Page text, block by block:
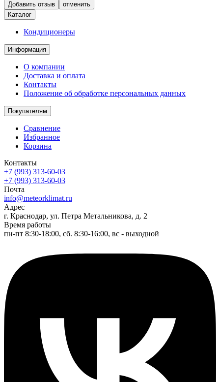
отменить
Каталог
Кондиционеры
Информация
О компании
Доставка и оплата
Контакты
Положение об обработке персональных данных
Покупателям
Сравнение
Избранное
Корзина
Контакты
+7 (993) 313-60-03
+7 (993) 313-60-03
Почта
info@meteorklimat.ru
Адрес
г. Краснодар, ул. Петра Метальникова, д. 2
Время работы
пн-пт 8:30-18:00, сб. 8:30-16:00, вс - выходной